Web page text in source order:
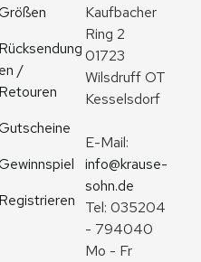
Rücksendung
en /
Retouren
Registrieren
Kaufbacher
Ring 2
01723
Wilsdruff OT
Kesselsdorf
info@krause-
sohn.de
Tel: 035204
- 794040
Mo - Fr